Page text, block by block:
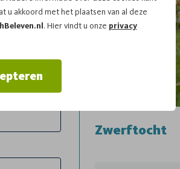
u akkoord met het plaatsen van al deze
. Hier vindt u onze privacy
Zwerftocht